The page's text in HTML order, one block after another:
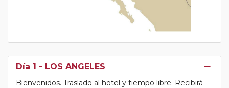
Día 1 - LOS ANGELES
Bienvenidos. Traslado al hotel y tiempo libre. Recibirá